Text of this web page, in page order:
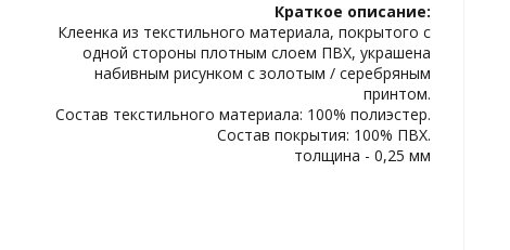
Краткое описание:
Клеенка из текстильного материала, покрытого с
одной стороны плотным слоем ПВХ, украшена
набивным рисунком с золотым / серебряным
принтом.
Состав текстильного материала: 100% полиэстер.
Состав покрытия: 100% ПВХ.
толщина - 0,25 мм